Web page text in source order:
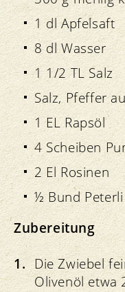
1 dl Apfelsaft
8 dl Wasser
1 1/2 TL Salz
Salz, Pfeffer
1 EL Rapsöl
4 Scheiben
2 El Rosinen
½ Bund Peterli
Zubereitung
Die Zwiebel
Olivenöl etwa